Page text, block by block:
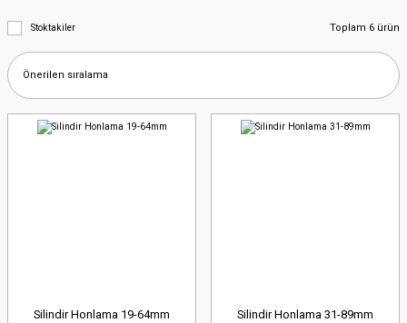
Stoktakiler Toplam 6 ürün
Silindir Honlama 19-64mm Silindir Honlama 31-89mm